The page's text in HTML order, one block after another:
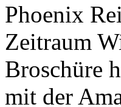
Phoenix
Zeitraum
Broschüre
mit der